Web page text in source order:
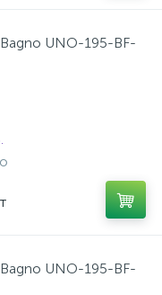
UNO-195-BF-
UNO-195-BF-